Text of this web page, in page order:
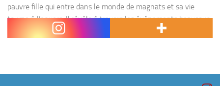
pauvre fille qui entre dans le monde de magnats et sa vie
tourne à l’envers. Il révèle à travers les événements beaucoup
de secrets et...